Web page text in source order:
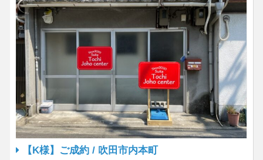
【K様】ご成約 / 吹田市内本町